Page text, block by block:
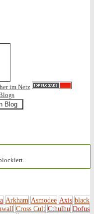
Arkham Asmodee Axis black
Cross Cult Cthulhu Dofus